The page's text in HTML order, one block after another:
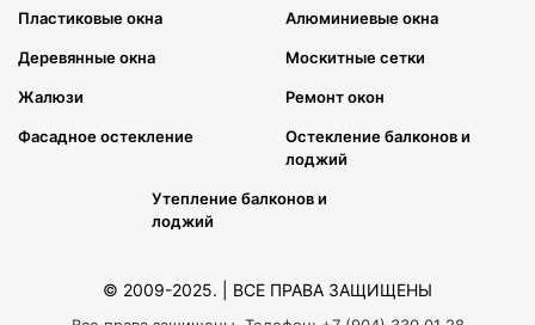
Пластиковые окна Алюминиевые окна
Деревянные окна Москитные сетки
Жалюзи Ремонт окон
Фасадное остекление
Остекление балконов и
лоджий
Утепление балконов и
лоджий
© 2009-2025. | ВСЕ ПРАВА ЗАЩИЩЕНЫ